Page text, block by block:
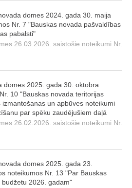
domes 2024. gada 30. maija
Nr. 7 "Bauskas novada pašvaldības
pabalsti"
26.03.2026. saistošie noteikumi Nr.
domes 2025. gada 30. oktobra
10 "Bauskas novada teritorijas
un apbūves noteikumi
par spēku zaudējušiem daļā
26.02.2026. saistošie noteikumi Nr.
domes 2025. gada 23.
noteikumos Nr. 13 "Par Bauskas
2026. gadam"